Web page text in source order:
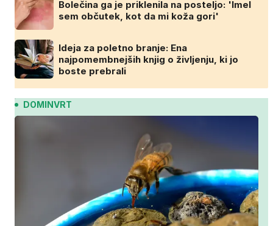
Bolečina ga je priklenila na posteljo: 'Imel
sem občutek, kot da mi koža gori'
Ideja za poletno branje: Ena
najpomembnejših knjig o življenju, ki jo
boste prebrali
DOMINVRT